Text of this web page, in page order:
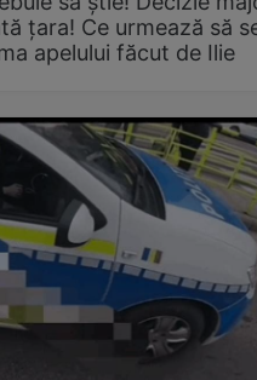
țara! Ce urmează să
apelului făcut de Ilie